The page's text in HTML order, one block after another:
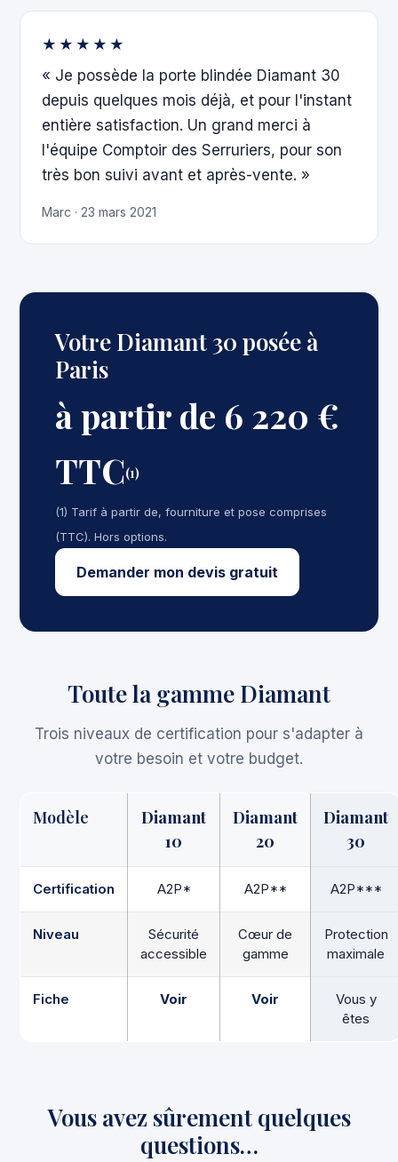
★★★★★
« Je possède la porte blindée Diamant 30
depuis quelques mois déjà, et pour l'instant
entière satisfaction. Un grand merci à
l'équipe Comptoir des Serruriers, pour son
très bon suivi avant et après-vente. »
Marc · 23 mars 2021
Votre Diamant 30 posée à
Paris
à partir de 6 220 €
TTC(1)
(1) Tarif à partir de, fourniture et pose comprises
(TTC). Hors options.
Demander mon devis gratuit
Toute la gamme Diamant
Trois niveaux de certification pour s'adapter à
votre besoin et votre budget.
Modèle
Diamant
10
Diamant
20
Diamant
30
Certification A2P* A2P** A2P***
Niveau
Sécurité
accessible
Cœur de
gamme
Protection
maximale
Fiche Voir Voir
Vous y
êtes
Vous avez sûrement quelques
questions…